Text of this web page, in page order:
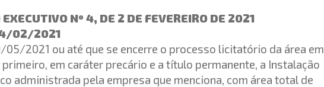
Nº 4, DE 2 DE FEVEREIRO DE 2021
02/2021
05/2021 ou até que se encerre o processo licitatório da área em
em caráter precário e a título permanente, a Instalação
administrada pela empresa que menciona, com área total de